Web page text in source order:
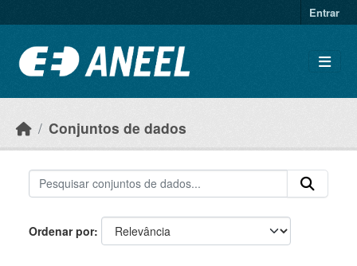
Entrar
Conjuntos de dados
Ordenar por